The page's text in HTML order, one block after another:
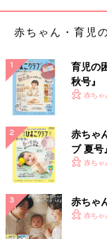
赤ちゃん・育児
育児の
秋号』
いっぱ
赤ちゃ
赤ちゃ
ブ 夏号
く！ お
赤ちゃ
赤ちゃ
赤ちゃ